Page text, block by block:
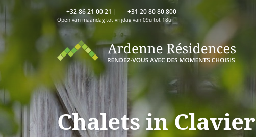
+32 86 21 00 21 | +31 20 80 80 800
Open van maandag tot vrijdag van 09u tot 18u
Chalets in Clavier